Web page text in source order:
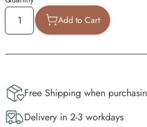
Add to Cart
Free Shipping when
Delivery in 2-3 workdays